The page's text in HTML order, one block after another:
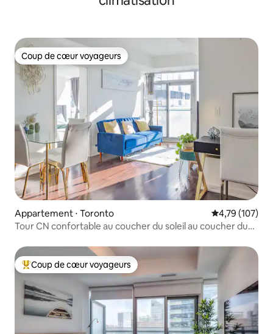
Coup de cœur voyageurs
Coup de cœur voyageurs
Appartement ⋅ Toronto Évaluation
4,79 (107)
Tour CN confortable au coucher du soleil au coucher du
Coups de cœur voyageurs les plus appréciés
Coup de cœur voyageurs